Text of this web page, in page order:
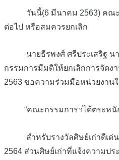
วันนี้(6 มีนาคม 2563) คณะกร
ต่อไป หรือสมควรยกเลิก
นายธีรพงศ์ ศรีประเสริฐ นาย
กรรมการมีมติให้ยกเลิกการจัดง
2563 ขอความร่วมมือหน่วยงาน
“คณะกรรมการฯได้ตระหนักถึ
สำหรับรางวัลศิษย์เก่าดีเด่นป
2564 ส่วนศิษย์เก่าที่แจ้งความป